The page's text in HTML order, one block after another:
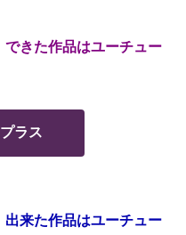
きた作品はユーチュー
ラス
来た作品はユーチュー